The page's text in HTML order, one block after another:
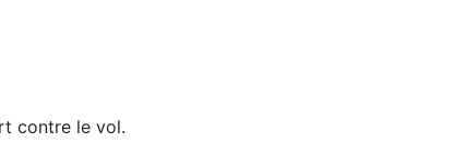
contre le vol.